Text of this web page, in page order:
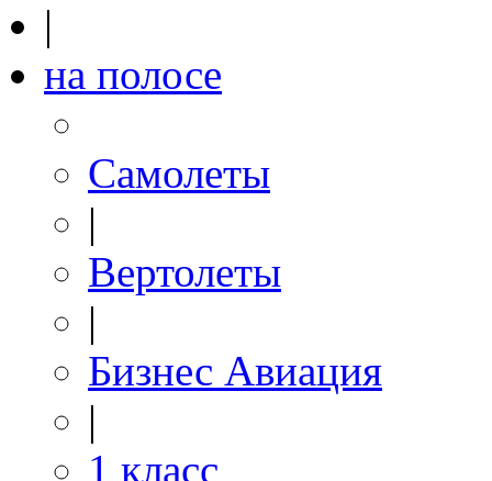
|
на полосе
Самолеты
|
Вертолеты
|
Бизнес Авиация
|
1 класс